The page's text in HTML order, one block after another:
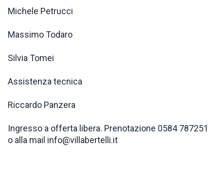
Michele Petrucci
Massimo Todaro
Silvia Tomei
Assistenza tecnica
Riccardo Panzera
Ingresso a offerta libera. Prenotazione 0584 787251
o alla mail info@villabertelli.it